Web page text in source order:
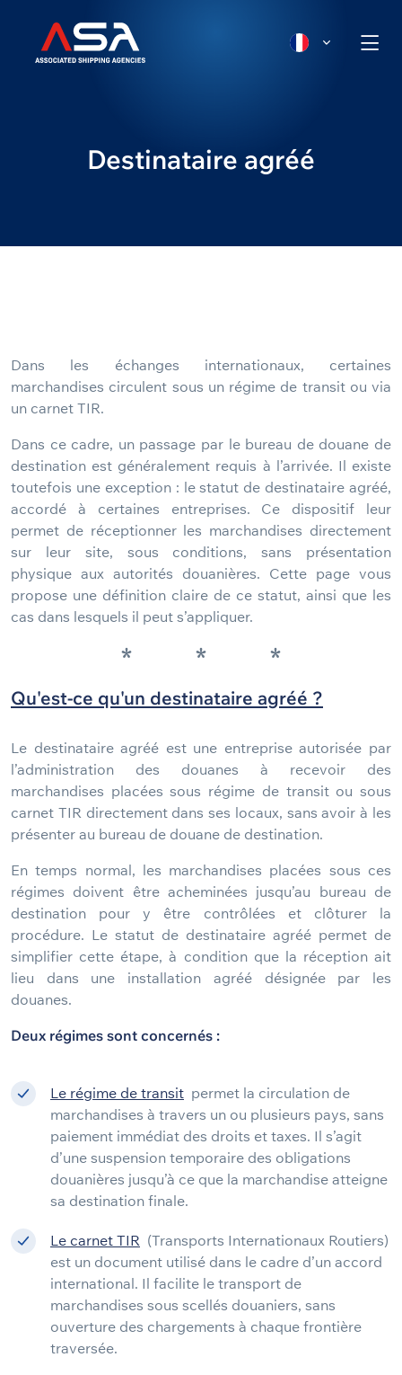
Destinataire agréé
Dans les échanges internationaux, certaines
marchandises circulent sous un régime de transit ou via
un carnet TIR.
Dans ce cadre, un passage par le bureau de douane de
destination est généralement requis à l’arrivée. Il existe
toutefois une exception : le statut de destinataire agréé,
accordé à certaines entreprises. Ce dispositif leur
permet de réceptionner les marchandises directement
sur leur site, sous conditions, sans présentation
physique aux autorités douanières. Cette page vous
propose une définition claire de ce statut, ainsi que les
cas dans lesquels il peut s’appliquer.
* * *
Qu'est-ce qu'un destinataire agréé ?
Le destinataire agréé est une entreprise autorisée par
l’administration des douanes à recevoir des
marchandises placées sous régime de transit ou sous
carnet TIR directement dans ses locaux, sans avoir à les
présenter au bureau de douane de destination.
En temps normal, les marchandises placées sous ces
régimes doivent être acheminées jusqu’au bureau de
destination pour y être contrôlées et clôturer la
procédure. Le statut de destinataire agréé permet de
simplifier cette étape, à condition que la réception ait
lieu dans une installation agréé désignée par les
douanes.
Deux régimes sont concernés :
Le régime de transit permet la circulation de
marchandises à travers un ou plusieurs pays, sans
paiement immédiat des droits et taxes. Il s’agit
d’une suspension temporaire des obligations
douanières jusqu’à ce que la marchandise atteigne
sa destination finale.
Le carnet TIR (Transports Internationaux Routiers)
est un document utilisé dans le cadre d’un accord
international. Il facilite le transport de
marchandises sous scellés douaniers, sans
ouverture des chargements à chaque frontière
traversée.